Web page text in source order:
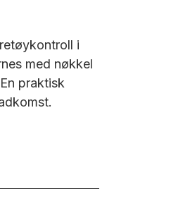
i
med nøkkel
praktisk